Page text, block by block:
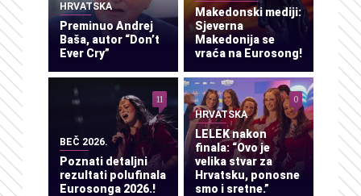
HRVATSKA
Preminuo Andrej
Baša, autor “Don’t
Ever Cry”
Makedonski mediji:
Sjeverna
Makedonija se
vraća na Eurosong!
BEČ 2026.
Poznati detaljni
rezultati polufinala
Eurosonga 2026.!
11
HRVATSKA
LELEK nakon
finala: “Ovo je
velika stvar za
Hrvatsku, ponosne
smo i sretne.”
0